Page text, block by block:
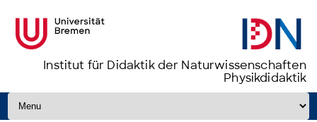
Institut für Didaktik der Naturwissenschaften
Physikdidaktik
Zum Inhalt springen